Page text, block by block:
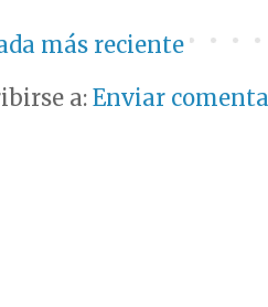
más reciente
a: Enviar